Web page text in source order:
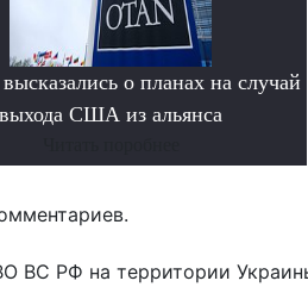
о планах на случай
выхода США из альянса
ВС РФ на территории